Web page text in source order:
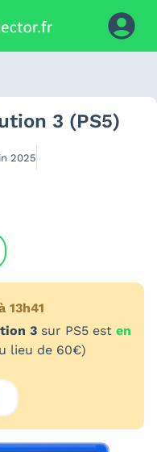
3 (PS5)
2025
13h41
3 sur PS5 est en
lieu de 60€)